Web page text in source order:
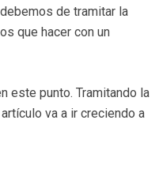
de tramitar la
que hacer con un
este punto. Tramitando la
va a ir creciendo a